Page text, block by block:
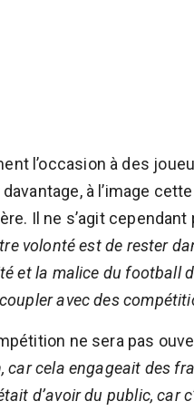
l’occasion à des
à l’image
Il ne s’agit
volonté est de rester
et la malice du football
avec des
ne sera pas
car cela engageait des
d’avoir du public, car